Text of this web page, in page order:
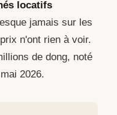
locatifs
jamais sur les
n'ont rien à voir.
de dong, noté
2026.